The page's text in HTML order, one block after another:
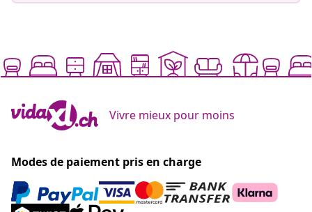
Vivre mieux pour moins
Modes de paiement pris en charge